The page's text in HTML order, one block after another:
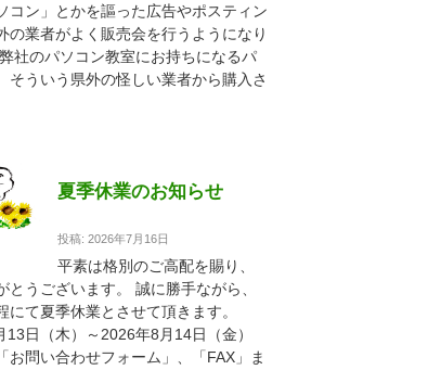
コン」とかを謳った広告やポスティン
の業者がよく販売会を行うようになり
社のパソコン教室にお持ちになるパ
そういう県外の怪しい業者から購入さ
夏季休業のお知らせ
投稿: 2026年7月16日
平素は格別のご高配を賜り、
とうございます。 誠に勝手ながら、
にて夏季休業とさせて頂きます。
13日（木）～2026年8月14日（金）
お問い合わせフォーム」、「FAX」ま